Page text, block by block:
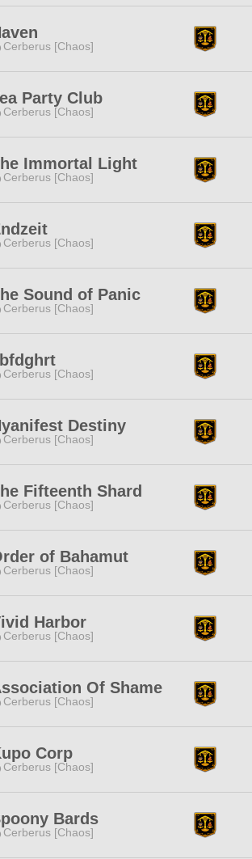
Cerberus [Chaos]
Party Club
Cerberus [Chaos]
Immortal Light
Cerberus [Chaos]
Cerberus [Chaos]
Sound of Panic
Cerberus [Chaos]
Cerberus [Chaos]
Destiny
Cerberus [Chaos]
Fifteenth Shard
Cerberus [Chaos]
of Bahamut
Cerberus [Chaos]
Harbor
Cerberus [Chaos]
Of Shame
Cerberus [Chaos]
Corp
Cerberus [Chaos]
Bards
Cerberus [Chaos]